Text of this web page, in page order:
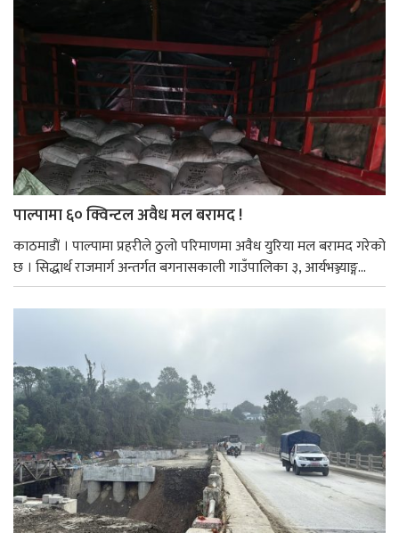
पाल्पामा ६० क्विन्टल अवैध मल बरामद !
काठमाडाैं । पाल्पामा प्रहरीले ठुलो परिमाणमा अवैध युरिया मल बरामद गरेको
छ । सिद्धार्थ राजमार्ग अन्तर्गत बगनासकाली गाउँपालिका ३, आर्यभञ्ज्याङ्ग...